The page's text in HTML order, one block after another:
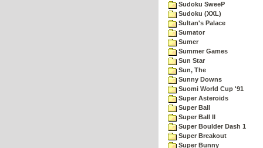
Sudoku SweeP
Sudoku (XXL)
Sultan's Palace
Sumator
Sumer
Summer Games
Sun Star
Sun, The
Sunny Downs
Suomi World Cup '91
Super Asteroids
Super Ball
Super Ball II
Super Boulder Dash 1
Super Breakout
Super Bunny